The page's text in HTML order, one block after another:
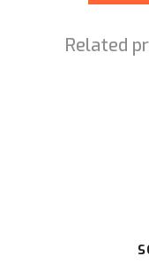
Related